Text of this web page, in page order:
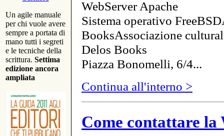
Un agile manuale
per chi vuole avere
sempre a portata di
mano tutti i segreti
e le tecniche della
scrittura. Settima
edizione ancora
ampliata
WebServer Apache
Sistema operativo
BooksAssociazione
Delos Books
Piazza Bonomelli, 6/4...
Continua all'interno >
Come contattare